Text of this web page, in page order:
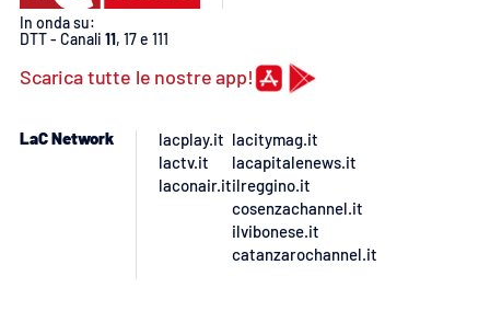
Destinazioni
Eventi
In onda su:
DTT - Canali 11, 17 e 111
Scarica tutte le nostre app!
LaC Network
lacplay.it
lactv.it
laconair.it
lacitymag.it
lacapitalenews.it
ilreggino.it
cosenzachannel.it
ilvibonese.it
catanzarochannel.it